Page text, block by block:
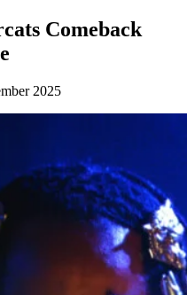
Comeback
2025